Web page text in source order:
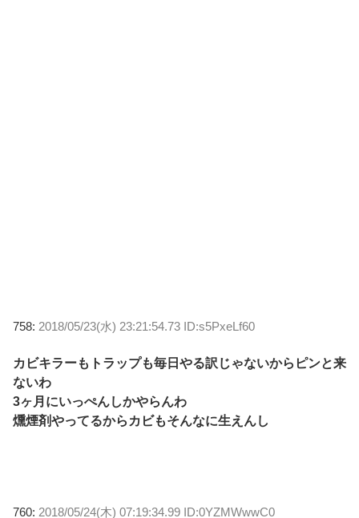
758: 2018/05/23(水) 23:21:54.73 ID:s5PxeLf60
カビキラーもトラップも毎日やる訳じゃないからピンと来
ないわ
3ヶ月にいっぺんしかやらんわ
燻煙剤やってるからカビもそんなに生えんし
760: 2018/05/24(木) 07:19:34.99 ID:0YZMWwwC0